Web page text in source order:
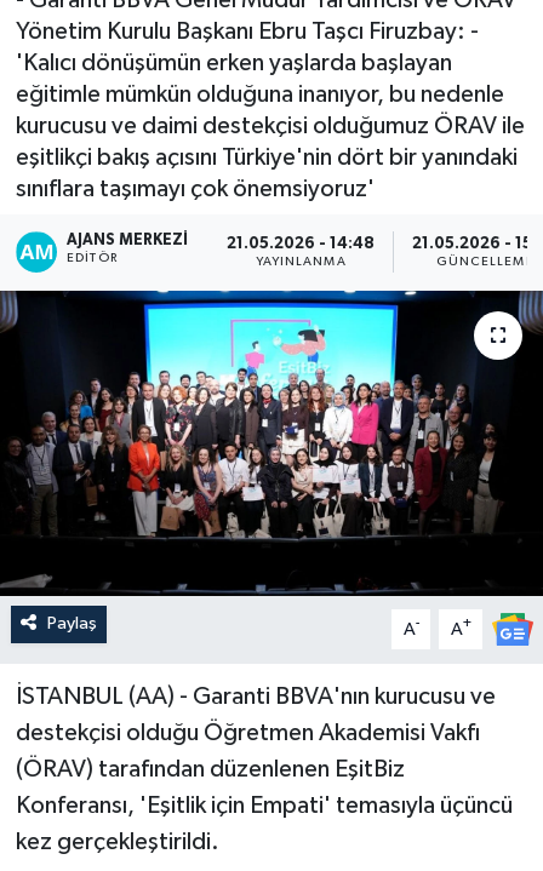
Yönetim Kurulu Başkanı Ebru Taşcı Firuzbay: -
'Kalıcı dönüşümün erken yaşlarda başlayan
eğitimle mümkün olduğuna inanıyor, bu nedenle
kurucusu ve daimi destekçisi olduğumuz ÖRAV ile
eşitlikçi bakış açısını Türkiye'nin dört bir yanındaki
sınıflara taşımayı çok önemsiyoruz'
AJANS MERKEZI
EDITÖR
21.05.2026 - 14:48
YAYINLANMA
21.05.2026 -
GÜNCELLEME
Paylaş A- A+
İSTANBUL (AA) - Garanti BBVA'nın kurucusu ve
destekçisi olduğu Öğretmen Akademisi Vakfı
(ÖRAV) tarafından düzenlenen EşitBiz
Konferansı, 'Eşitlik için Empati' temasıyla üçüncü
kez gerçekleştirildi.